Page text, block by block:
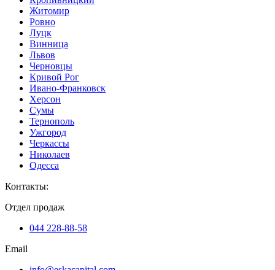
Житомир
Ровно
Луцк
Винница
Львов
Черновцы
Кривой Рог
Ивано-Франковск
Херсон
Сумы
Тернополь
Ужгород
Черкассы
Николаев
Одесса
Контакты:
Отдел продаж
044 228-88-58
Email